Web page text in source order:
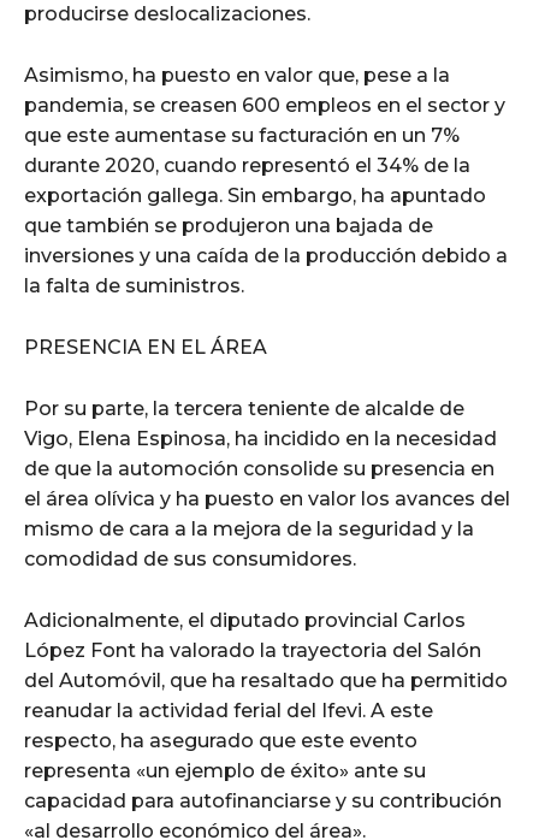
producirse deslocalizaciones.
Asimismo, ha puesto en valor que, pese a la
pandemia, se creasen 600 empleos en el sector y
que este aumentase su facturación en un 7%
durante 2020, cuando representó el 34% de la
exportación gallega. Sin embargo, ha apuntado
que también se produjeron una bajada de
inversiones y una caída de la producción debido a
la falta de suministros.
PRESENCIA EN EL ÁREA
Por su parte, la tercera teniente de alcalde de
Vigo, Elena Espinosa, ha incidido en la necesidad
de que la automoción consolide su presencia en
el área olívica y ha puesto en valor los avances del
mismo de cara a la mejora de la seguridad y la
comodidad de sus consumidores.
Adicionalmente, el diputado provincial Carlos
López Font ha valorado la trayectoria del Salón
del Automóvil, que ha resaltado que ha permitido
reanudar la actividad ferial del Ifevi. A este
respecto, ha asegurado que este evento
representa «un ejemplo de éxito» ante su
capacidad para autofinanciarse y su contribución
«al desarrollo económico del área».